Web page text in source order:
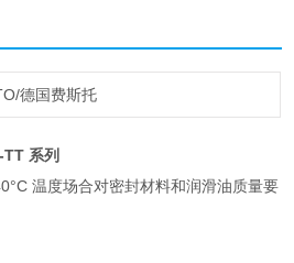
德国费斯托
系列
温度场合对密封材料和润滑油质量要